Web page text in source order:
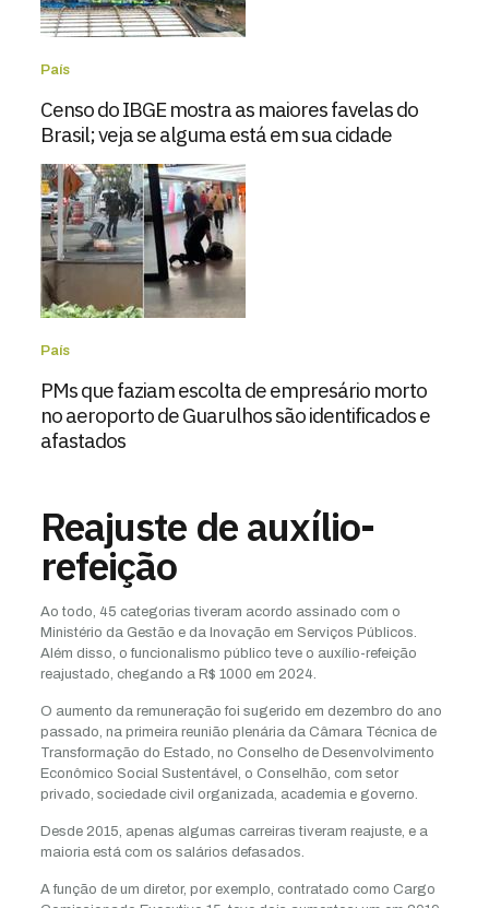
País
Censo do IBGE mostra as maiores favelas do
Brasil; veja se alguma está em sua cidade
País
PMs que faziam escolta de empresário morto
no aeroporto de Guarulhos são identificados e
afastados
Reajuste de auxílio-
refeição
Ao todo, 45 categorias tiveram acordo assinado com o
Ministério da Gestão e da Inovação em Serviços Públicos.
Além disso, o funcionalismo público teve o auxílio-refeição
reajustado, chegando a R$ 1000 em 2024.
O aumento da remuneração foi sugerido em dezembro do ano
passado, na primeira reunião plenária da Câmara Técnica de
Transformação do Estado, no Conselho de Desenvolvimento
Econômico Social Sustentável, o Conselhão, com setor
privado, sociedade civil organizada, academia e governo.
Desde 2015, apenas algumas carreiras tiveram reajuste, e a
maioria está com os salários defasados.
A função de um diretor, por exemplo, contratado como Cargo